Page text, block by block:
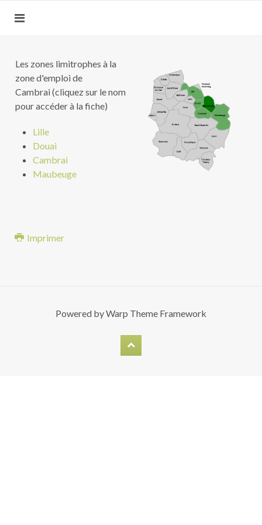
Les zones limitrophes à la
zone d'emploi de
Cambrai (cliquez sur le nom
pour accéder à la fiche)
Lille
Douai
Cambrai
Maubeuge
Imprimer
Powered byWarp Theme Framework